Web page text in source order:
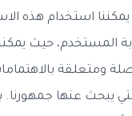
يمكننا استخدام هذه
المستخدم، حيث
صلة ومتعلقة
يبحث عنها جمهورنا.